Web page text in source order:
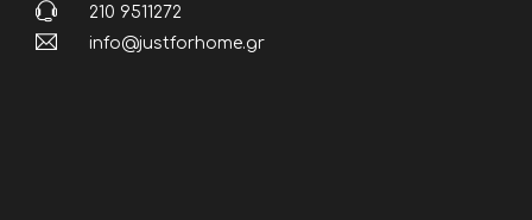
210 9511272
info@justforhome.gr